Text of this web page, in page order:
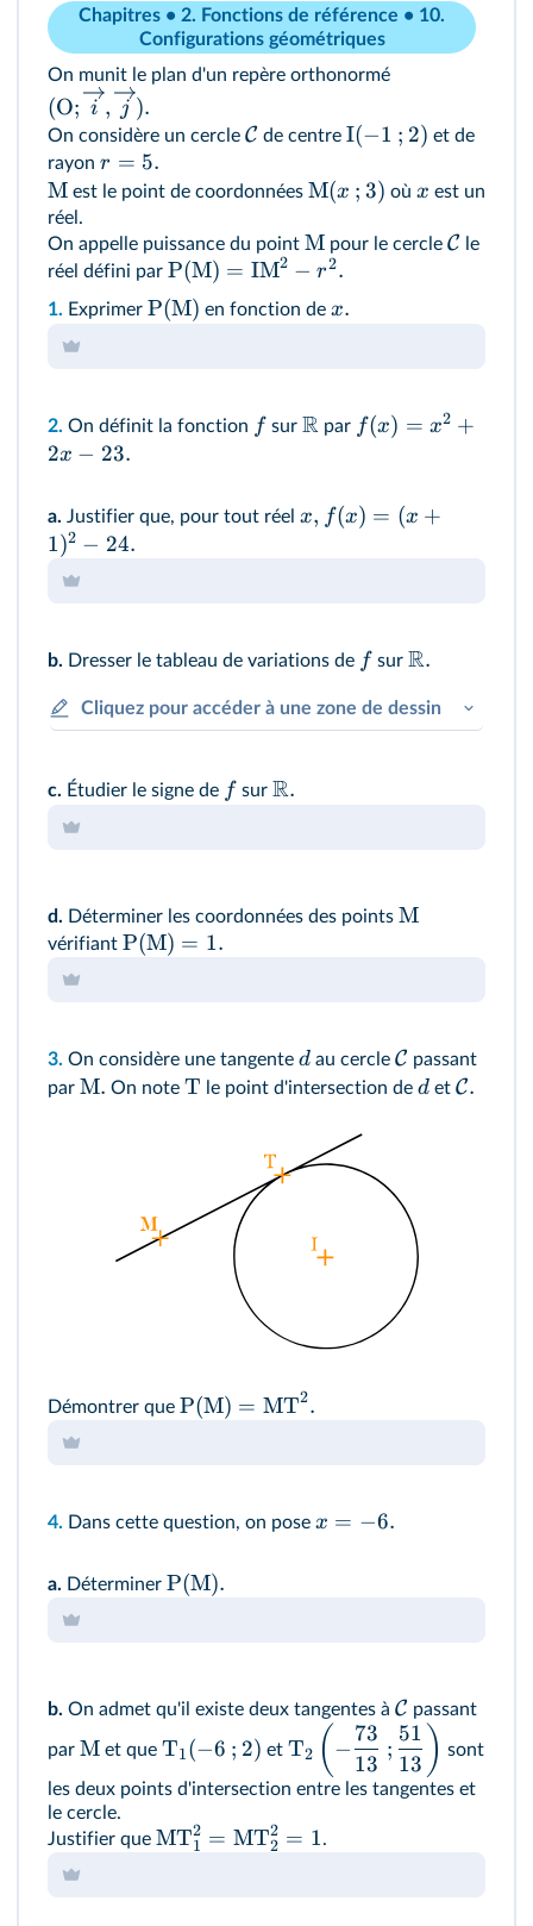
Chapitres • 2. Fonctions de référence • 10.
Configurations géométriques
On munit le plan d'un repère orthonormé
(O; i , j ).
On considère un cercle C de centre I(−1 ; 2) et de
rayon r = 5.
M est le point de coordonnées M(x ; 3) où x est un
réel.
On appelle puissance du point M pour le cercle C le
réel défini par P(M) = IM2 − r2.
1. Exprimer P(M) en fonction de x.
2. On définit la fonction f sur R par f(x) = x2 +
2x − 23.
a. Justifier que, pour tout réel x, f(x) = (x +
1)2 − 24.
b. Dresser le tableau de variations de f sur R.
Cliquez pour accéder à une zone de dessin
c. Étudier le signe de f sur R.
d. Déterminer les coordonnées des points M
vérifiant P(M) = 1.
3. On considère une tangente d au cercle C passant
par M. On note T le point d'intersection de d et C.
Démontrer que P(M) = MT2.
4. Dans cette question, on pose x = −6.
a. Déterminer P(M).
b. On admet qu'il existe deux tangentes à C passant
par M et que T1(−6 ; 2) et T2 ( −
13
73
;
13
51 ) sont
les deux points d'intersection entre les tangentes et
le cercle.
Justifier que MT1
2 = MT2
2 = 1.